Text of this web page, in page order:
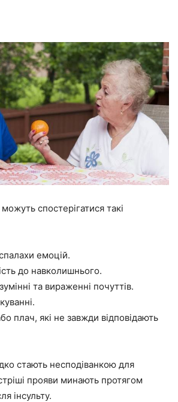
спостерігатися такі
емоцій.
до навколишнього.
та вираженні почуттів.
плач, які не завжди відповідають
стають несподіванкою для
прояви минають протягом
інсульту.